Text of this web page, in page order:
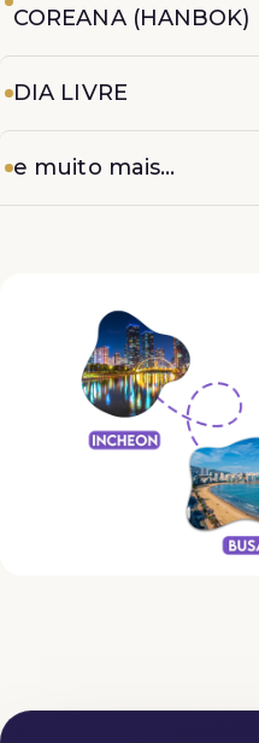
COREANA (HANBOK)
DIA LIVRE
e muito mais...